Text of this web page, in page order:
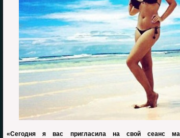
«Сегодня я вас пригласила на свой сеанс